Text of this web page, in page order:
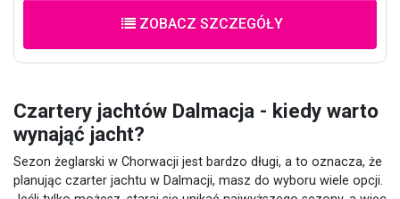
ZOBACZ SZCZEGÓŁY
Czartery jachtów Dalmacja - kiedy warto
wynająć jacht?
Sezon żeglarski w Chorwacji jest bardzo długi, a to oznacza, że
planując czarter jachtu w Dalmacji, masz do wyboru wiele opcji.